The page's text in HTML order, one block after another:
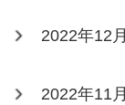
2022年12月
2022年11月